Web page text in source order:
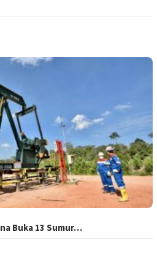
Buka 13 Sumur…